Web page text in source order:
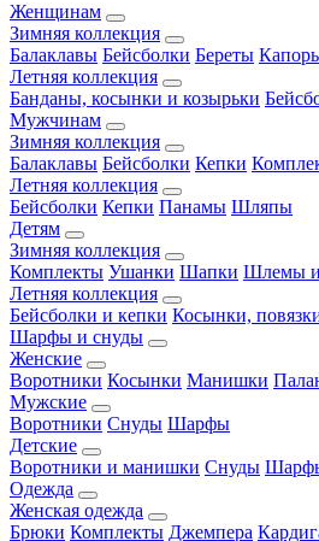
Женщинам
Зимняя коллекция
Балаклавы Бейсболки Береты
Летняя коллекция
Банданы, косынки и козырьки
Мужчинам
Зимняя коллекция
Балаклавы Бейсболки Кепки
Летняя коллекция
Бейсболки Кепки Панамы Шляпы
Детям
Зимняя коллекция
Комплекты Ушанки Шапки Шлемы и
Летняя коллекция
Бейсболки и кепки Косынки,
Шарфы и снуды
Женские
Воротники Косынки Манишки
Мужские
Воротники Снуды Шарфы
Детские
Воротники и манишки Снуды
Одежда
Женская одежда
Брюки Комплекты Джемпера